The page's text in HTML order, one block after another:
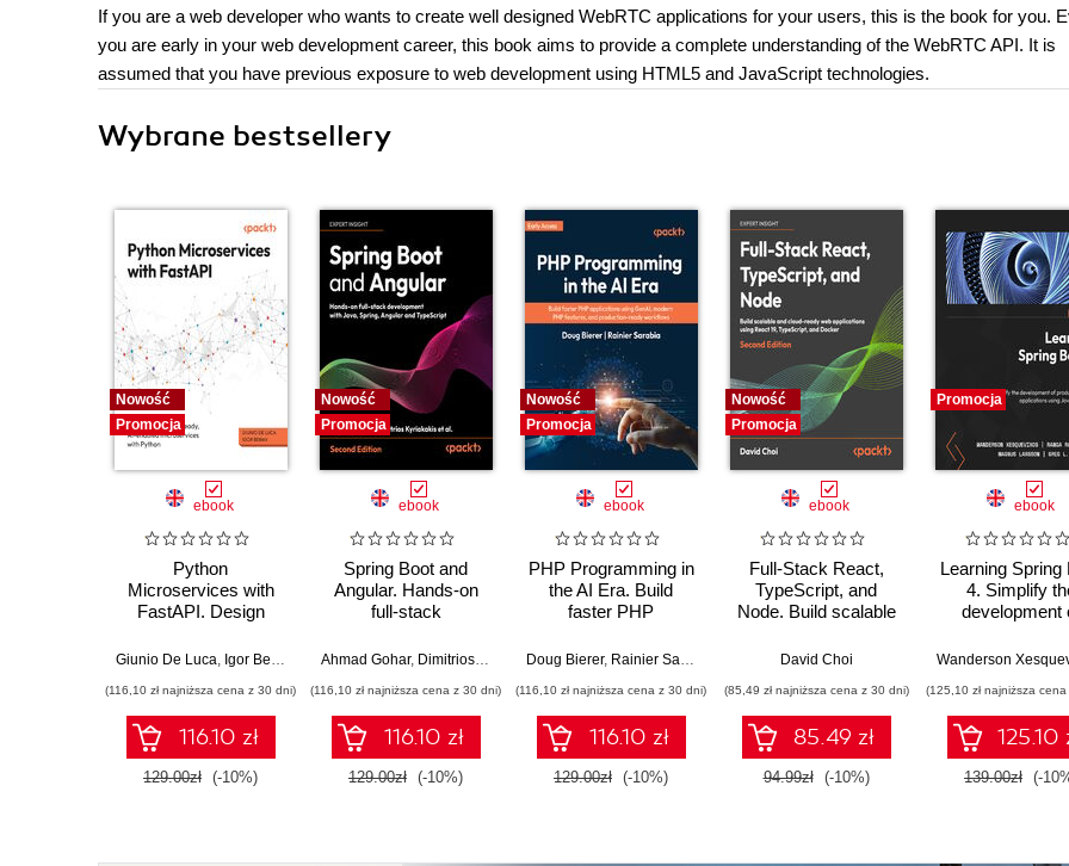
If you are a web developer who wants to create well designed WebRTC applications for your users, this is the book for you.
you are early in your web development career, this book aims to provide a complete understanding of the WebRTC API. It is
assumed that you have previous exposure to web development using HTML5 and JavaScript technologies.
Wybrane bestsellery
Nowość
Promocja
ebook
Python
Microservices with
FastAPI. Design
enabled
Python
Giunio De Luca, Igor Benav
(116,10 zł najniższa cena z 30 dni)
116.10 zł
129.00zł (-10%)
Nowość
Promocja
ebook
Spring Boot and
Angular. Hands-on
full-stack
Java, Spring, Angular
Second Edition
Ahmad Gohar, Dimitrios Kyriakakis
(116,10 zł najniższa cena z 30 dni)
116.10 zł
129.00zł (-10%)
Nowość
Promocja
ebook
PHP Programming in
the AI Era. Build
faster PHP
GenAI, modern PHP
production-ready
workflows
Doug Bierer, Rainier Sarabia
(116,10 zł najniższa cena z 30 dni)
116.10 zł
129.00zł (-10%)
Nowość
Promocja
ebook
Full-Stack React,
TypeScript, and
Node. Build scalable
applications using
and Docker - Second
Edition
David Choi
(85,49 zł najniższa cena z 30 dni)
85.49 zł
94.99zł (-10%)
Promocja
ebook
Learning Spring
4. Simplify
development
applications
Fourth
(125,10 zł najniższa
125.10
139.00zł (-